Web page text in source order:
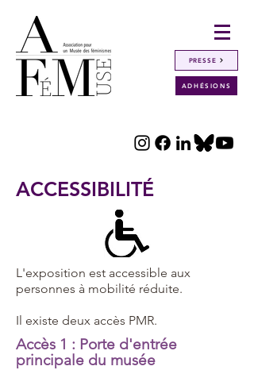
PRESSE
ADHÉSIONS
ACCESSIBILITÉ
L'exposition est accessible aux
personnes à mobilité réduite.
Il existe deux accès PMR.
Accès 1 : Porte d'entrée
principale du musée